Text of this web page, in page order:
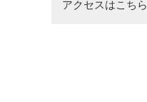
アクセスはこちら